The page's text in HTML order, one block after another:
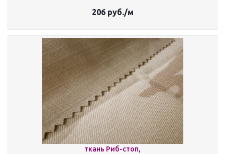
206руб./м
ткань Риб-стоп,